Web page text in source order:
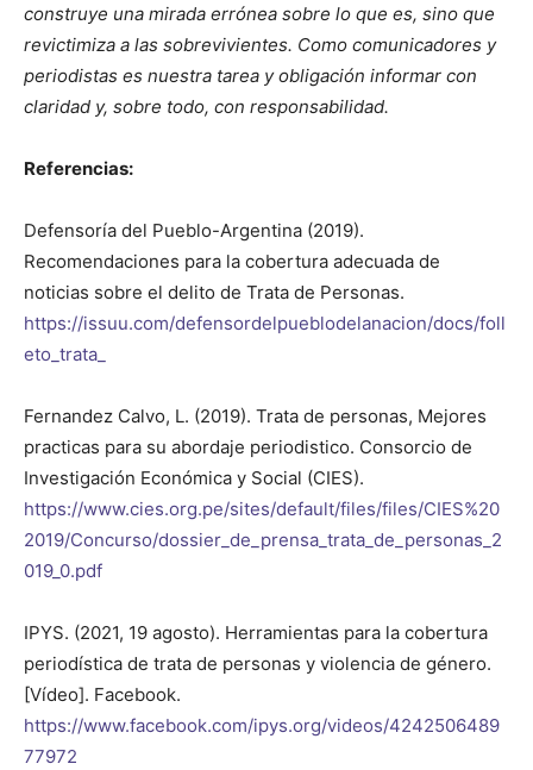
construye una mirada errónea sobre lo que es, sino que
revictimiza a las sobrevivientes. Como comunicadores y
periodistas es nuestra tarea y obligación informar con
claridad y, sobre todo, con responsabilidad.
Referencias:
Defensoría del Pueblo-Argentina (2019).
Recomendaciones para la cobertura adecuada de
noticias sobre el delito de Trata de Personas.
https://issuu.com/defensordelpueblodelanacion/docs/foll
eto_trata_
Fernandez Calvo, L. (2019). Trata de personas, Mejores
practicas para su abordaje periodistico. Consorcio de
Investigación Económica y Social (CIES).
https://www.cies.org.pe/sites/default/files/files/CIES%20
2019/Concurso/dossier_de_prensa_trata_de_personas_2
019_0.pdf
IPYS. (2021, 19 agosto). Herramientas para la cobertura
periodística de trata de personas y violencia de género.
[Vídeo]. Facebook.
https://www.facebook.com/ipys.org/videos/4242506489
77972